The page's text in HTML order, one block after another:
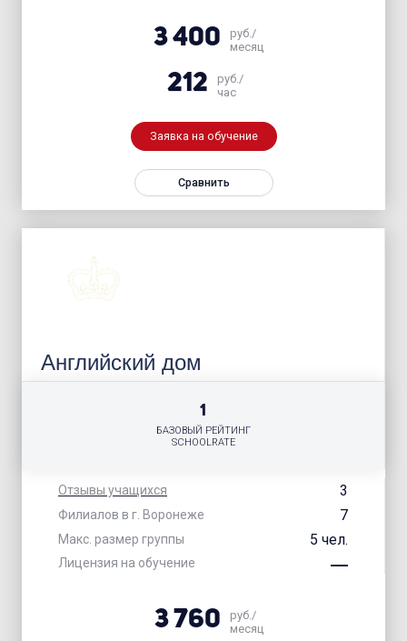
3 400
руб./
месяц
212
руб./
час
Заявка на обучение
Сравнить
Английский дом
Отзывы учащихся 3
Филиалов в г. Воронеже 7
Макс. размер группы 5 чел.
Лицензия на обучение
1
БАЗОВЫЙ РЕЙТИНГ
SCHOOLRATE
3 760
руб./
месяц